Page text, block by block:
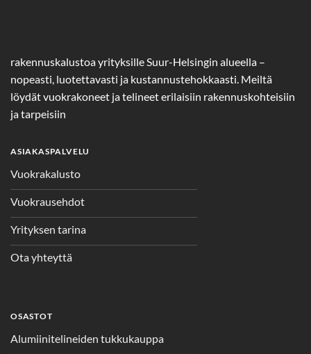
rakennuskalustoa yrityksille Suur-Helsingin alueella –
nopeasti, luotettavasti ja kustannustehokkaasti. Meiltä
löydät vuokrakoneet ja telineet erilaisiin rakennuskohteisiin
ja tarpeisiin
ASIAKASPALVELU
Vuokrakalusto
Vuokrausehdot
Yrityksen tarina
Ota yhteyttä
OSASTOT
Alumiinitelineiden tukkukauppa